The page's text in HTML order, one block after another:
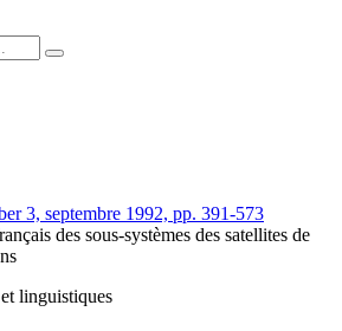
3, septembre 1992, pp. 391-573
des sous-systèmes des satellites de
linguistiques